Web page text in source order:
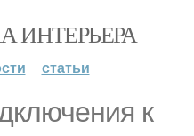
ИНТЕРЬЕРА
статьи
к